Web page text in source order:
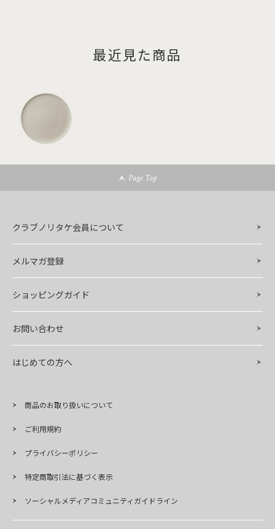
最近見た商品
Page Top
クラブノリタケ会員について
メルマガ登録
ショッピングガイド
お問い合わせ
はじめての方へ
商品のお取り扱いについて
ご利用規約
プライバシーポリシー
特定商取引法に基づく表示
ソーシャルメディアコミュニティガイドライン